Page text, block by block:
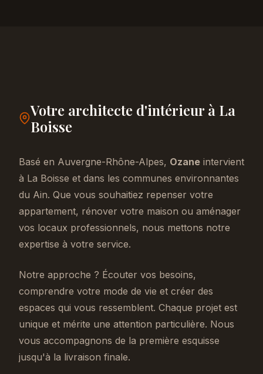
Votre architecte d'intérieur à La
Boisse
Basé en Auvergne-Rhône-Alpes, Ozane intervient
à La Boisse et dans les communes environnantes
du Ain. Que vous souhaitiez repenser votre
appartement, rénover votre maison ou aménager
vos locaux professionnels, nous mettons notre
expertise à votre service.
Notre approche ? Écouter vos besoins,
comprendre votre mode de vie et créer des
espaces qui vous ressemblent. Chaque projet est
unique et mérite une attention particulière. Nous
vous accompagnons de la première esquisse
jusqu'à la livraison finale.